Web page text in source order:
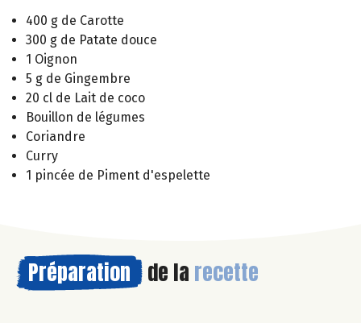
400 g de Carotte
300 g de Patate douce
1 Oignon
5 g de Gingembre
20 cl de Lait de coco
Bouillon de légumes
Coriandre
Curry
1 pincée de Piment d'espelette
Préparation de la recette